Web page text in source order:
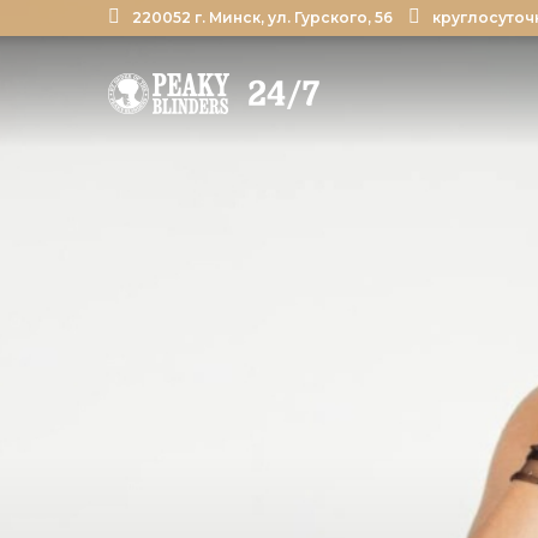
220052 г. Минск, ул. Гурского, 56